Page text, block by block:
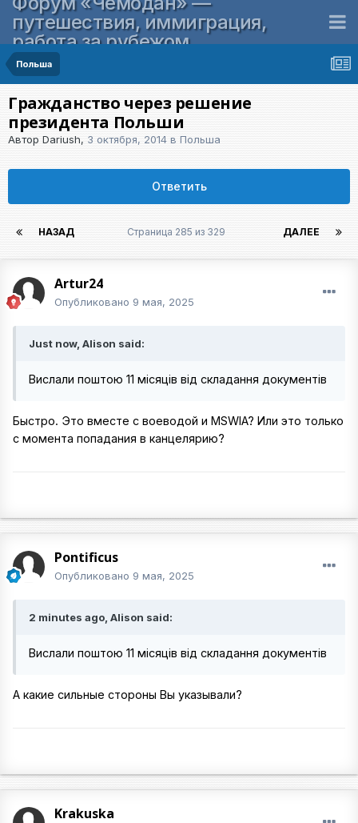
путешествия, иммиграция,
работа за рубежом
Польша
Гражданство через решение
президента Польши
Автор Dariush, 3 октября, 2014 в Польша
Ответить
НАЗАД ДАЛЕЕ
Страница 285 из 329
Artur24
Опубликовано 9 мая, 2025
Just now, Alison said:
Вислали поштою 11 місяців від складання документів
Быстро. Это вместе с воеводой и MSWIA? Или это только
с момента попадания в канцелярию?
Pontificus
Опубликовано 9 мая, 2025
2 minutes ago, Alison said:
Вислали поштою 11 місяців від складання документів
А какие сильные стороны Вы указывали?
Krakuska